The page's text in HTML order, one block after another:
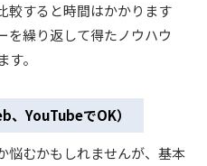
較すると時間はかかります
を繰り返して得たノウハウ
。
、YouTubeでOK）
悩むかもしれませんが、基本